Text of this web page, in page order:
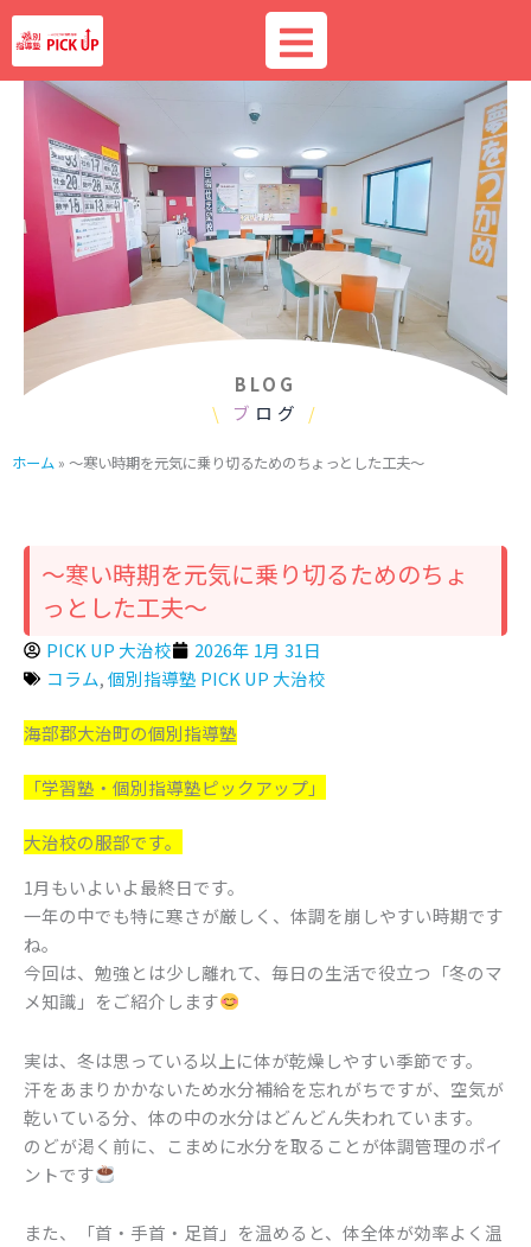
内
容
を
BLOG
\
ブ ログ /
ホーム » ～寒い時期を元気に乗り切るためのちょっとした工夫～
～寒い時期を元気に乗り切るためのちょ
っとした工夫～
PICK UP 大治校
2026年 1月 31日
コラム,個別指導塾 PICK UP 大治校
海部郡大治町の個別指導塾
「学習塾・個別指導塾ピックアップ」
大治校の服部です。
1月もいよいよ最終日です。
一年の中でも特に寒さが厳しく、体調を崩しやすい時期です
ね。
今回は、勉強とは少し離れて、毎日の生活で役立つ「冬のマ
メ知識」をご紹介します
実は、冬は思っている以上に体が乾燥しやすい季節です。
汗をあまりかかないため水分補給を忘れがちですが、空気が
乾いている分、体の中の水分はどんどん失われています。
のどが渇く前に、こまめに水分を取ることが体調管理のポイ
ントです
また、「首・手首・足首」を温めると、体全体が効率よく温